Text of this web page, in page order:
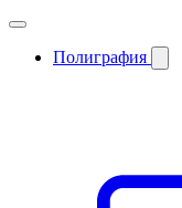
Полиграфия